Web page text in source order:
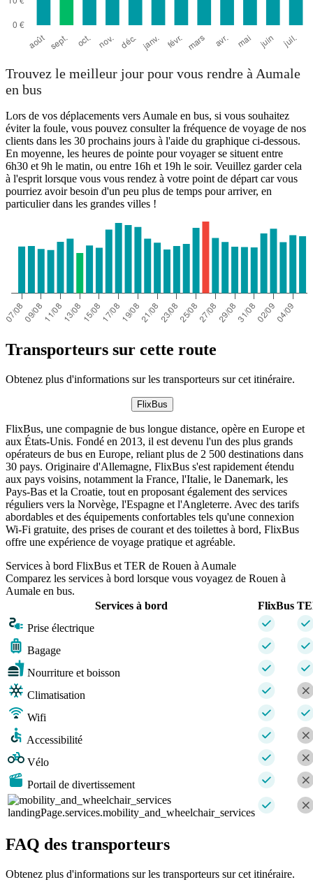
Trouvez le meilleur jour pour vous rendre à Aumale
en bus
Lors de vos déplacements vers Aumale en bus, si vous souhaitez
éviter la foule, vous pouvez consulter la fréquence de voyage de nos
clients dans les 30 prochains jours à l'aide du graphique ci-dessous.
En moyenne, les heures de pointe pour voyager se situent entre
6h30 et 9h le matin, ou entre 16h et 19h le soir. Veuillez garder cela
à l'esprit lorsque vous vous rendez à votre point de départ car vous
pourriez avoir besoin d'un peu plus de temps pour arriver, en
particulier dans les grandes villes !
Transporteurs sur cette route
Obtenez plus d'informations sur les transporteurs sur cet itinéraire.
FlixBus
FlixBus, une compagnie de bus longue distance, opère en Europe et
aux États-Unis. Fondé en 2013, il est devenu l'un des plus grands
opérateurs de bus en Europe, reliant plus de 2 500 destinations dans
30 pays. Originaire d'Allemagne, FlixBus s'est rapidement étendu
aux pays voisins, notamment la France, l'Italie, le Danemark, les
Pays-Bas et la Croatie, tout en proposant également des services
réguliers vers la Norvège, l'Espagne et l'Angleterre. Avec des tarifs
abordables et des équipements confortables tels qu'une connexion
Wi-Fi gratuite, des prises de courant et des toilettes à bord, FlixBus
offre une expérience de voyage pratique et agréable.
Services à bord FlixBus et TER de Rouen à Aumale
Comparez les services à bord lorsque vous voyagez de Rouen à
Aumale en bus.
Services à bord
FlixBus
Prise électrique
Bagage
Nourriture et boisson
Climatisation
Wifi
Accessibilité
Vélo
Portail de divertissement
landingPage.services.mobility_and_wheelchair_services
FAQ des transporteurs
Obtenez plus d'informations sur les transporteurs sur cet itinéraire.